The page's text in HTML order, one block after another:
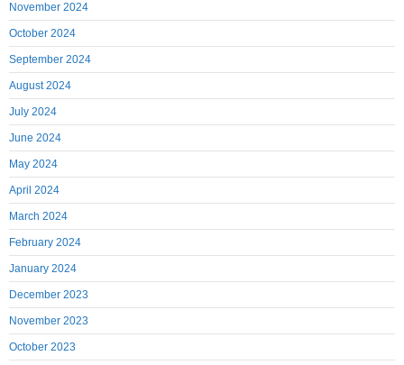
November 2024
October 2024
September 2024
August 2024
July 2024
June 2024
May 2024
April 2024
March 2024
February 2024
January 2024
December 2023
November 2023
October 2023